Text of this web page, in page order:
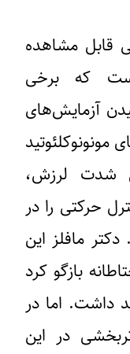
قابل مشاهده
که برخی
آزمایش‌های
شدت لرزش،
حرکتی را در
مافلز این
بازگو کرد
داشت. اما در
در این